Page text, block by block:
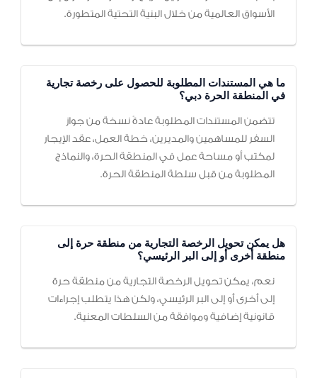
الأسواق العالمية من خلال البنية التحتية المتطورة.
ما هي المستندات المطلوبة للحصول على رخصة تجارية
في المنطقة الحرة دبي؟
تتضمن المستندات المطلوبة عادةً نسخة من جواز
السفر للمساهمين والمديرين، خطة العمل، عقد الإيجار
لمكتب أو مساحة عمل في المنطقة الحرة، والنماذج
المطلوبة من قبل سلطة المنطقة الحرة.
هل يمكن تحويل الرخصة التجارية من منطقة حرة إلى
منطقة أخرى أو إلى البر الرئيسي؟
نعم، يمكن تحويل الرخصة التجارية من منطقة حرة
إلى أخرى أو إلى البر الرئيسي، ولكن هذا يتطلب إجراءات
قانونية إضافية وموافقة من السلطات المعنية.